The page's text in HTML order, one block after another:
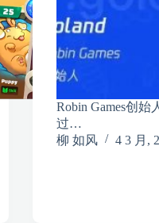
Robin Games创
过…
柳 如风
4 3 月,